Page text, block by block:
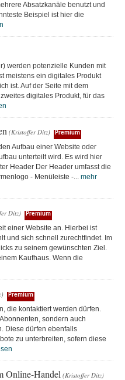
Absatzkanäle benutzt und
Beispiel ist hier die
werden potenzielle Kunden mit
meistens ein digitales Produkt
ist. Auf der Seite mit dem
digitales Produkt, für das
(Kristoffer Ditz) Premium
Aufbau einer Website oder
unterteilt wird. Es wird hier
Header Der Header umfasst die
- Menüleiste -... mehr
Ditz) Premium
einer Website an. Hierbei ist
und sich schnell zurechtfindet. Im
zu seinem gewünschten Ziel.
Kaufhaus. Wenn die
Premium
die kontaktiert werden dürfen.
sondern auch
Diese dürfen ebenfalls
zu unterbreiten, sofern diese
Online-Handel (Kristoffer Ditz)